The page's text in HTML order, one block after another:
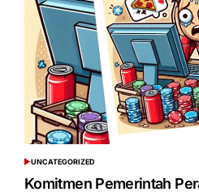
POSTED
IN
UNCATEGORIZED
Komitmen Pemerintah